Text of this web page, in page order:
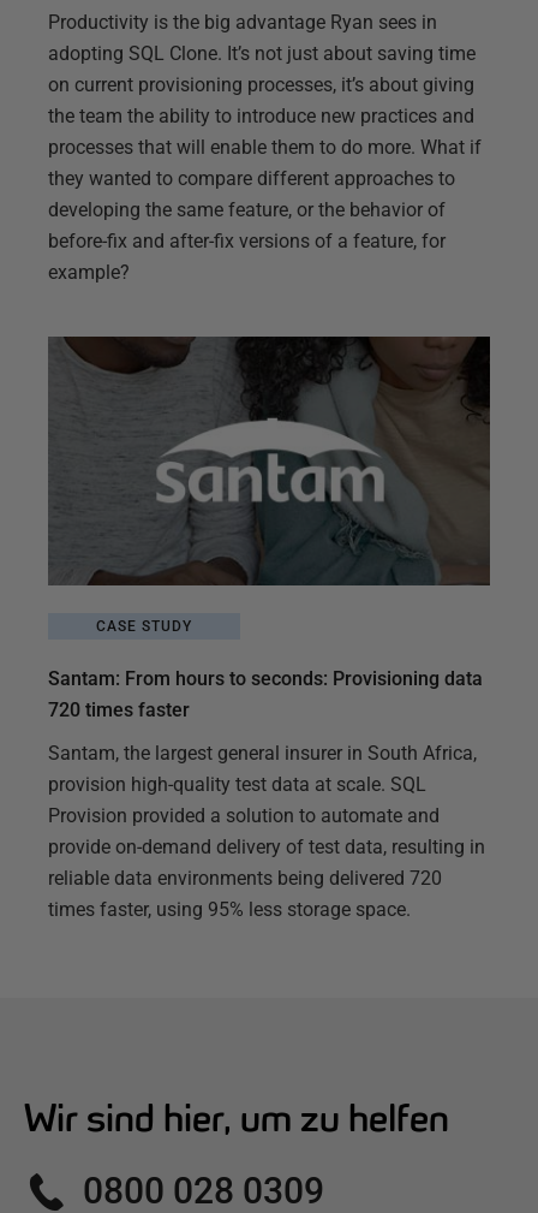
Productivity is the big advantage Ryan sees in
adopting SQL Clone. It’s not just about saving time
on current provisioning processes, it’s about giving
the team the ability to introduce new practices and
processes that will enable them to do more. What if
they wanted to compare different approaches to
developing the same feature, or the behavior of
before-fix and after-fix versions of a feature, for
example?
CASE STUDY
Santam: From hours to seconds: Provisioning data
720 times faster
Santam, the largest general insurer in South Africa,
provision high-quality test data at scale. SQL
Provision provided a solution to automate and
provide on-demand delivery of test data, resulting in
reliable data environments being delivered 720
times faster, using 95% less storage space.
Wir sind hier, um zu helfen
0800 028 0309